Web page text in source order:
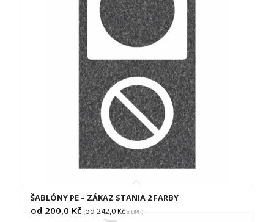
ŠABLÓNY PE – ZÁKAZ STANIA 2 FARBY
od 200,0 Kč (od 242,0Kčs DPH)